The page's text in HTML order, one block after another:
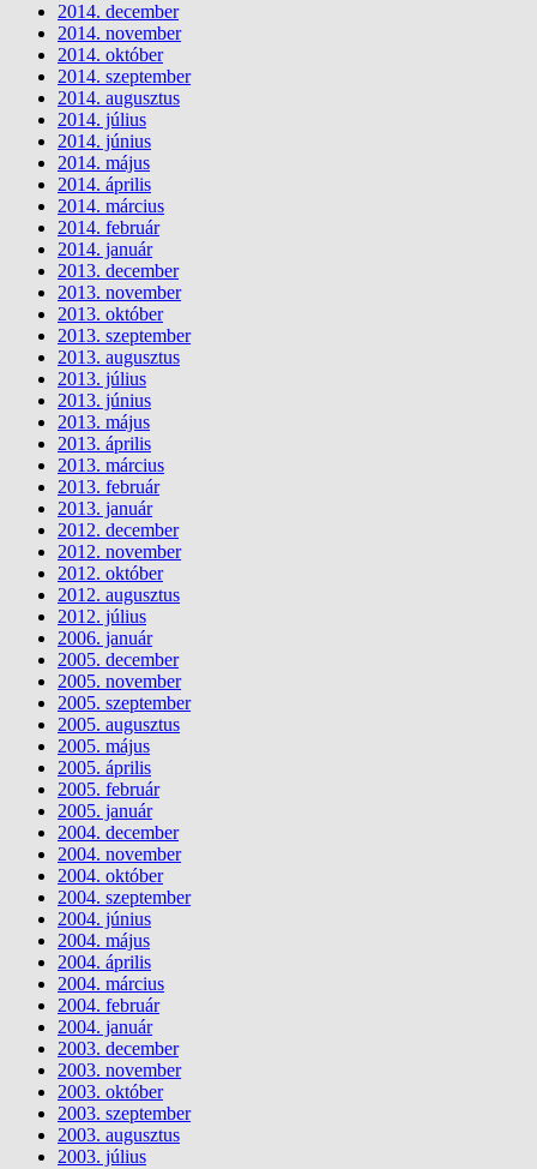
2014. december
2014. november
2014. október
2014. szeptember
2014. augusztus
2014. július
2014. június
2014. május
2014. április
2014. március
2014. február
2014. január
2013. december
2013. november
2013. október
2013. szeptember
2013. augusztus
2013. július
2013. június
2013. május
2013. április
2013. március
2013. február
2013. január
2012. december
2012. november
2012. október
2012. augusztus
2012. július
2006. január
2005. december
2005. november
2005. szeptember
2005. augusztus
2005. május
2005. április
2005. február
2005. január
2004. december
2004. november
2004. október
2004. szeptember
2004. június
2004. május
2004. április
2004. március
2004. február
2004. január
2003. december
2003. november
2003. október
2003. szeptember
2003. augusztus
2003. július